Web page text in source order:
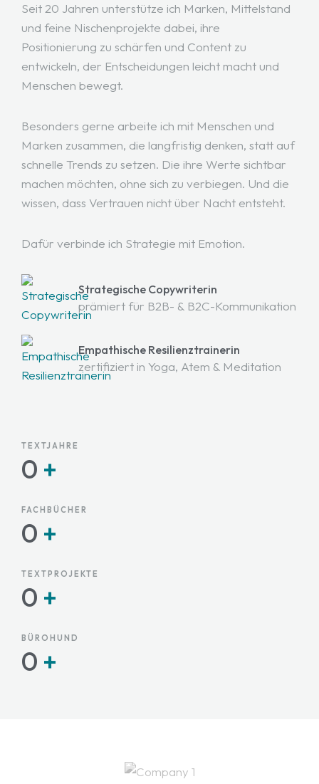
Seit 20 Jahren unterstütze ich Marken, Mittelstand
und feine Nischenprojekte dabei, ihre
Positionierung zu schärfen und Content zu
entwickeln, der Entscheidungen leicht macht und
Menschen bewegt.
Besonders gerne arbeite ich mit Menschen und
Marken zusammen, die langfristig denken, statt auf
schnelle Trends zu setzen. Die ihre Werte sichtbar
machen möchten, ohne sich zu verbiegen. Und die
wissen, dass Vertrauen nicht über Nacht entsteht.
Dafür verbinde ich Strategie mit Emotion.
Strategische Copywriterin
prämiert für B2B- & B2C-Kommunikation
Empathische Resilienztrainerin
zertifiziert in Yoga, Atem & Meditation
TEXTJAHRE
0 +
FACHBÜCHER
0 +
TEXTPROJEKTE
0 +
BÜROHUND
0 +